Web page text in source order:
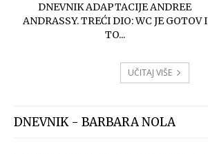
DNEVNIK ADAPTACIJE ANDREE
ANDRASSY. TREĆI DIO: WC JE GOTOV I
TO...
UČITAJ VIŠE
DNEVNIK - BARBARA NOLA